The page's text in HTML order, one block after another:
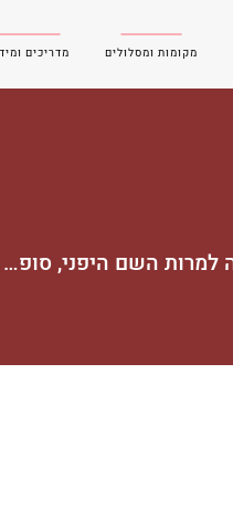
מדריכים מקומות ומסלולים
קנג'י אלבני | איטלקי מהעיר וארזה למרות השם היפני, סופר פיקשן